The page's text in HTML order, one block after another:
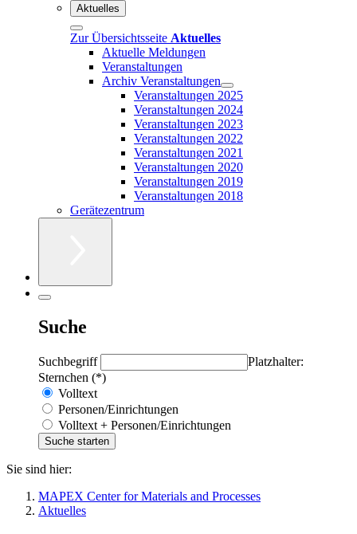
Aktuelles
Zur Übersichtsseite Aktuelles
Aktuelle Meldungen
Veranstaltungen
Archiv Veranstaltungen
Veranstaltungen 2025
Veranstaltungen 2024
Veranstaltungen 2023
Veranstaltungen 2022
Veranstaltungen 2021
Veranstaltungen 2020
Veranstaltungen 2019
Veranstaltungen 2018
Gerätezentrum
Suche
Suchbegriff
Platzhalter:
Sternchen (*)
Volltext
Personen/Einrichtungen
Volltext + Personen/Einrichtungen
Sie sind hier:
MAPEX Center for Materials and Processes
Aktuelles